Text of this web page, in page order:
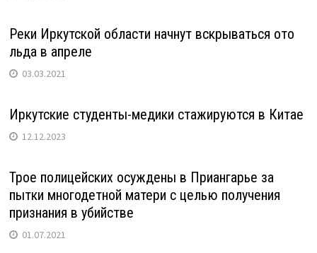
Реки Иркутской области начнут вскрываться ото
льда в апреле
03.03.2021
Иркутские студенты-медики стажируются в Китае
12.12.2023
Трое полицейских осуждены в Приангарье за
пытки многодетной матери с целью получения
признания в убийстве
01.07.2021